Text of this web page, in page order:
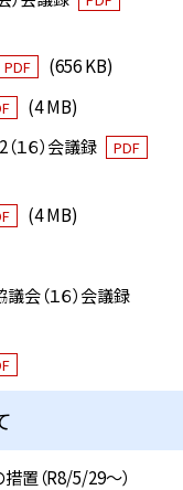
PDF
(656 KB)
(4 MB)
１６）会議録
PDF
(4 MB)
会（１６）会議録
置（R8/5/29〜）